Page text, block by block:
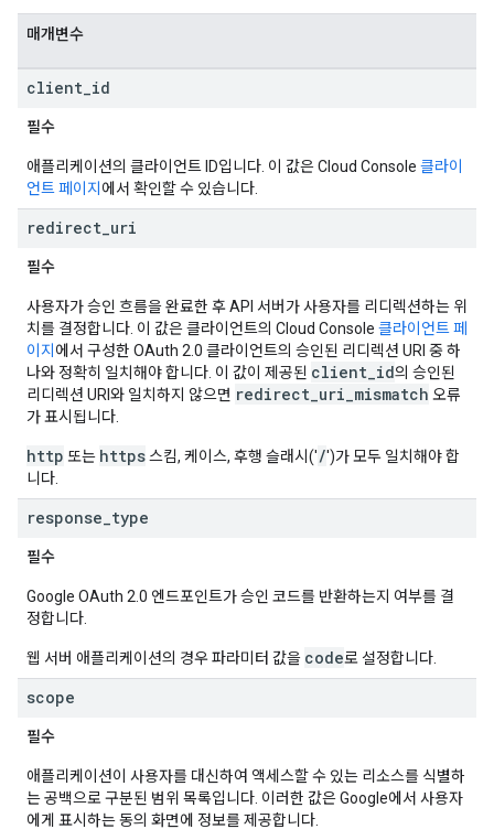
매개변수
client id
필수
애플리케이션의 클라이언트 ID입니다. 이 값은 Cloud Console 클라이
언트 페이지 에서 확인할 수 있습니다.
redirect uri
필수
사용자가 승인 흐름을 완료한 후 API 서버가 사용자를 리디렉션하는 위
치를 결정합니다. 이 값은 클라이언트의 Cloud Console 클라이언트 페
이지 에서 구성한 OAuth 2.0 클라이언트의 승인된 리디렉션 URI 중 하
나와 정확히 일치해야 합니다. 이 값이 제공된 client_id의 승인된
리디렉션 URI와 일치하지 않으면 redirect_uri_mismatch 오류
가 표시됩니다.
http 또는 https스킴, 케이스, 후행 슬래시('/')가 모두 일치해야 합
니다.
response type
필수
Google OAuth 2.0 엔드포인트가 승인 코드를 반환하는지 여부를 결
정합니다.
웹 서버 애플리케이션의 경우 파라미터 값을 code로 설정합니다.
scope
필수
애플리케이션이 사용자를 대신하여 액세스할 수 있는 리소스를 식별하
는 공백으로 구분된 범위 목록입니다. 이러한 값은 Google에서 사용자
에게 표시하는 동의 화면에 정보를 제공합니다.